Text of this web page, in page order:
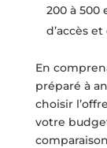
200 à 500
d’accès
En
préparé à
choisir
votre